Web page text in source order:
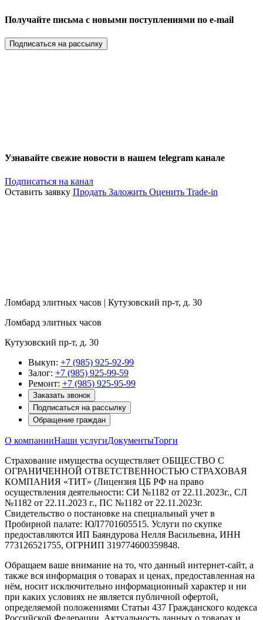
Получайте письма с новыми поступлениями по e-mail
Подписаться на рассылку
Узнавайте свежие новости в нашем telegram канале
Подписаться на канал
Оставить заявку Продать Заложить Оценить Trade-in
Ломбард элитных часов | Кутузовский пр-т, д. 30
Ломбард элитных часов
Кутузовский пр-т, д. 30
Выкуп: +7 (985) 925-92-99
Залог: +7 (985) 925-99-59
Ремонт: +7 (985) 925-95-99
Заказать звонок
Подписаться на рассылку
Обращение граждан
О компанииНаши услугиДокументыТорги
Страхование имущества осуществляет ОБЩЕСТВО С
ОГРАНИЧЕННОЙ ОТВЕТСТВЕННОСТЬЮ СТРАХОВАЯ
КОМПАНИЯ «ТИТ» (Лицензия ЦБ РФ на право
осуществления деятельности: СИ №1182 от 22.11.2023г., СЛ
№1182 от 22.11.2023 г., ПС №1182 от 22.11.2023г.
Свидетельство о постановке на специальный учет в
Пробирной палате: ЮЛ7701605515. Услуги по скупке
предоставляются ИП Баяндурова Нелля Васильевна, ИНН
773126521755, ОГРНИП 319774600359848.
Обращаем ваше внимание на то, что данный интернет-сайт, а
также вся информация о товарах и ценах, предоставленная на
нём, носит исключительно информационный характер и ни
при каких условиях не является публичной офертой,
определяемой положениями Статьи 437 Гражданского кодекса
Российской Федерации. Актуальность данных о товарах и